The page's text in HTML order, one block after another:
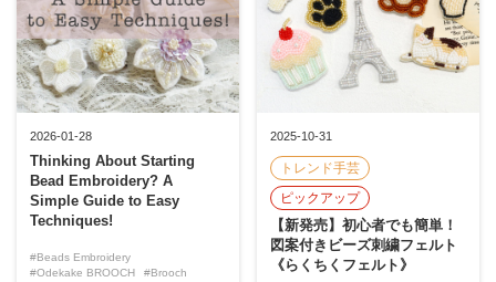
2026-01-28
Thinking About Starting
Bead Embroidery? A
Simple Guide to Easy
Techniques!
#Beads Embroidery
#Odekake BROOCH
#Brooch
2025-10-31
トレンド手芸
ピックアップ
【新発売】初心者でも簡単！
図案付きビーズ刺繍フェルト
《らくちくフェルト》